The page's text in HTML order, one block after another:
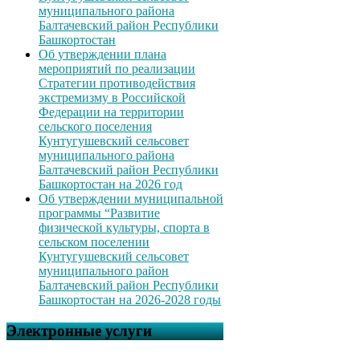
муниципального района
Балтачевский район Республики
Башкортостан
Об утверждении плана
мероприятий по реализации
Стратегии противодействия
экстремизму в Российской
Федерации на территории
сельского поселения
Кунтугушевский сельсовет
муниципального района
Балтачевский район Республики
Башкортостан на 2026 год
Об утверждении муниципальной
программы “Развитие
физической культуры, спорта в
сельском поселении
Кунтугушевский сельсовет
муниципального район
Балтачевский район Республики
Башкортостан на 2026-2028 годы
Электронные услуги